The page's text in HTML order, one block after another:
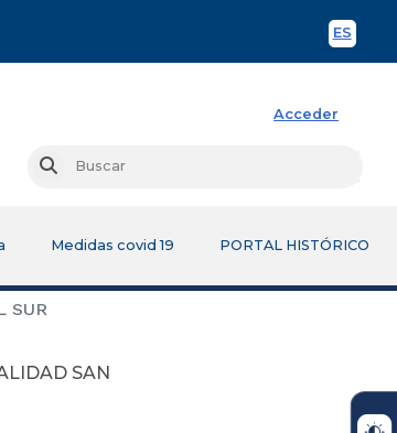
ES
Acceder
Buscar
Medidas covid 19 PORTAL HISTÓRICO
SUR
SAN